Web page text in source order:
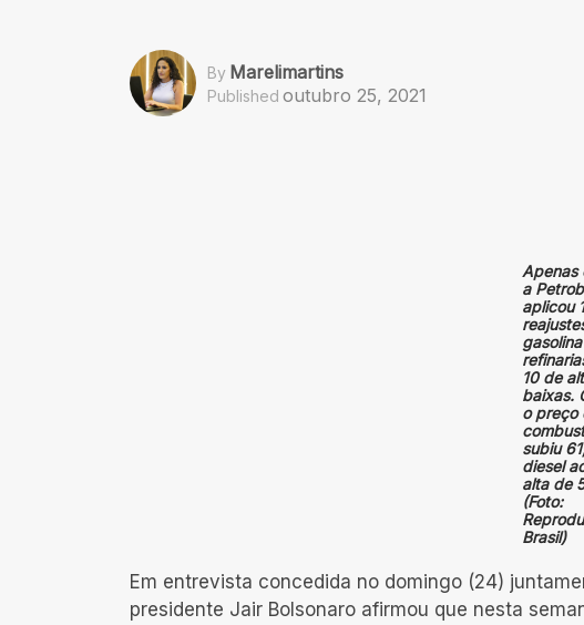
By Marelimartins
Published outubro 25, 2021
Apenas
a
aplicou
10 de
baixas.
o preço
subiu
diesel
alta de
(Foto:
Brasil)
Em entrevista concedida no domingo (24)
presidente Jair Bolsonaro afirmou que nesta